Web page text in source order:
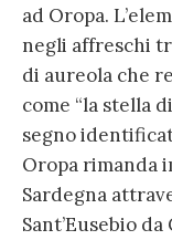
ad Oropa.
negli affreschi
di aureola che
come “la stella
segno
Oropa rimanda
Sardegna
Sant’Eusebio